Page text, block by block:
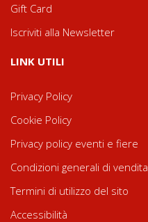
Gift Card
Iscriviti alla Newsletter
LINK UTILI
Privacy Policy
Cookie Policy
Privacy policy eventi e fiere
Condizioni generali di vendita
Termini di utilizzo del sito
Accessibilità